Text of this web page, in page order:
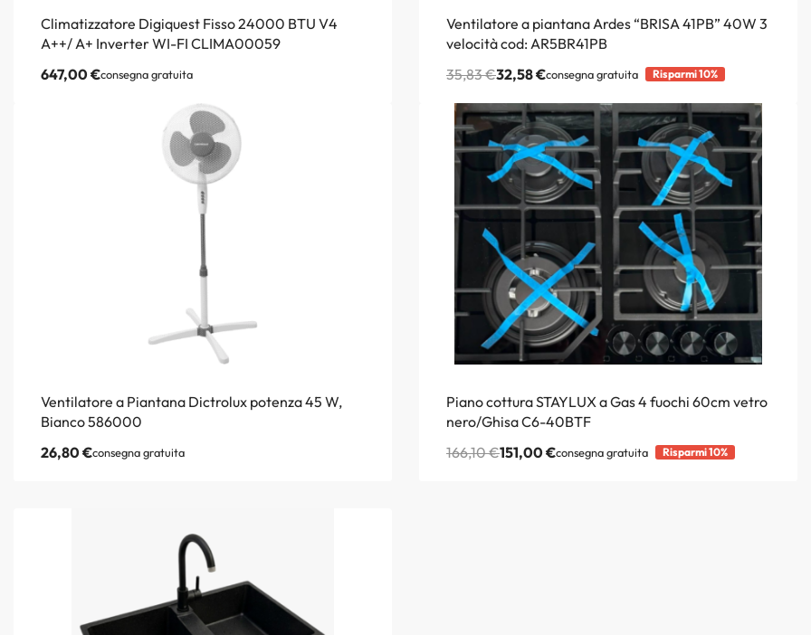
Climatizzatore Digiquest Fisso 24000 BTU V4
A++/ A+ Inverter WI-FI CLIMA00059
647,00€consegna gratuita
Ventilatore a piantana Ardes “BRISA 41PB” 40W 3
velocità cod: AR5BR41PB
35,83€32,58€consegna gratuita Risparmi 10%
Ventilatore a Piantana Dictrolux potenza 45 W,
Bianco 586000
26,80€consegna gratuita
Piano cottura STAYLUX a Gas 4 fuochi 60cm vetro
nero/Ghisa C6-40BTF
166,10€151,00€consegna gratuita Risparmi 10%